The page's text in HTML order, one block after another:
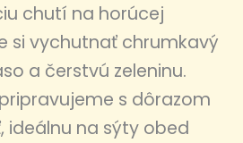
chutí na horúcej
si vychutnať chrumkavý
a čerstvú zeleninu.
s dôrazom
ideálnu na sýty obed